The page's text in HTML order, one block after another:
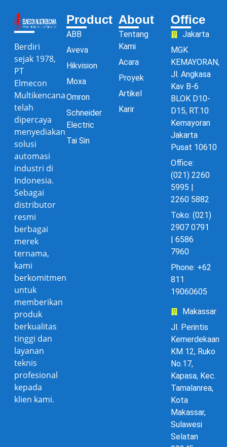
Berdiri
sejak 1978,
PT
Elmecon
Multikencana
telah
dipercaya
menyediakan
solusi
automasi
industri di
Indonesia.
Sebagai
distributor
resmi
berbagai
merek
ternama,
kami
berkomitmen
untuk
memberikan
produk
berkualitas
tinggi dan
layanan
teknis
profesional
kepada
klien kami.
Product
ABB
Aveva
Hikvision
Moxa
Omron
Schneider
Electric
Tai Sin
About
Tentang
Kami
Acara
Proyek
Artikel
Karir
Office
Jakarta
MGK
KEMAYORAN,
Jl. Angkasa
Kav B-6
BLOK D10-
D15, RT.10
Kemayoran
Jakarta
Pusat 10610
Office:
(021) 2260
5995 |
2260 5882
Toko: (021)
2907 0791
| 6586
7960
Phone: +62
811
19060605
Makassar
Jl. Perintis
Kemerdekaan
KM 12, Ruko
No.17,
Kapasa, Kec.
Tamalanrea,
Kota
Makassar,
Sulawesi
Selatan